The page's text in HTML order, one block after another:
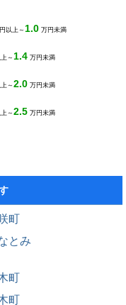
円以上～ 1.0 万円未満
～ 1.4 万円未満
～ 2.0 万円未満
～ 2.5 万円未満
町
とみ
町
町